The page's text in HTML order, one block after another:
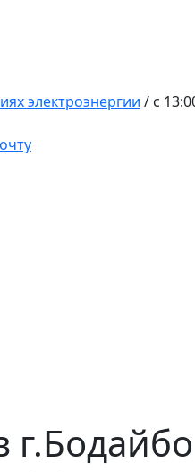
электроэнергии / с
г.Бодайбо